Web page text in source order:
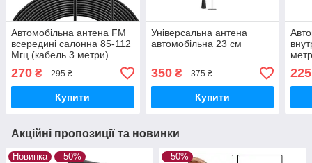
Автомобільна антена FM
всередині салонна 85-112
Мгц (кабель 3 метри)
270 ₴ 295 ₴
Купити
Універсальна антена
автомобільна 23 см
350₴ 375 ₴
Купити
225
Акційні пропозиції та новинки
Новинка –50% –50%